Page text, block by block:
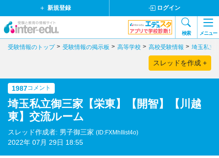
新規登録 ログイン
検索 メニュー
受験情報のトップ 受験情報の掲示板 高等学校 高校受験情報 埼玉私立
スレッドを作成 +
1987コメント
埼玉私立御三家【栄東】【開智】【川越
東】交流ルーム
スレッド作成者: 男子御三家 (ID:FXMhIIist4o)
2022年 07月 29日 18:55